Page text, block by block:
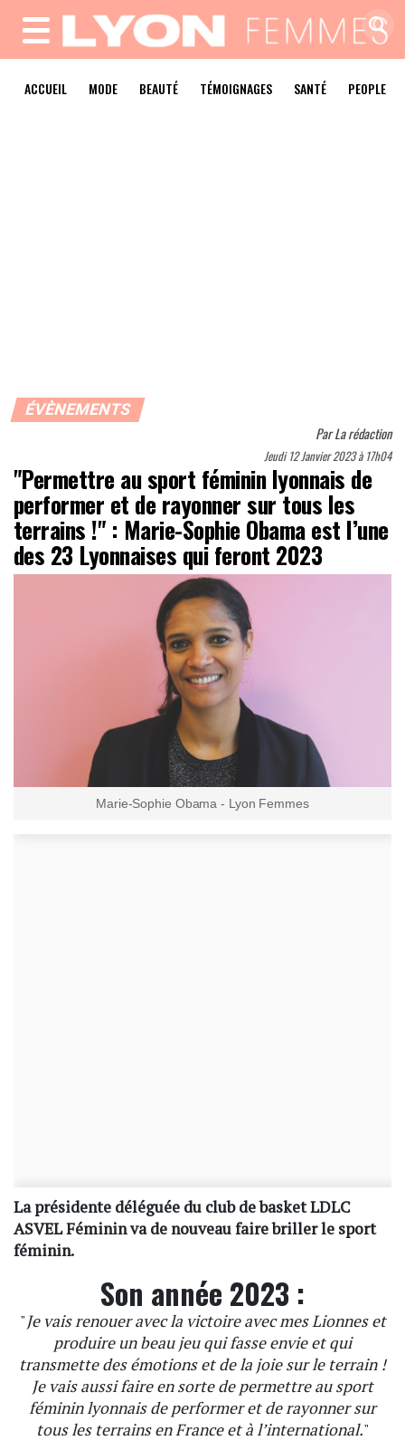
MENU
ACCUEIL MODE BEAUTÉ TÉMOIGNAGES SANTÉ PEOPLE
ÉVÈNEMENTS
ParLa rédaction
Jeudi 12 Janvier 2023 à 17h04
"Permettre au sport féminin lyonnais de
performer et de rayonner sur tous les
terrains !" : Marie-Sophie Obama est l’une
des 23 Lyonnaises qui feront 2023
Marie-Sophie Obama - Lyon Femmes
La présidente déléguée du club de basket LDLC
ASVEL Féminin va de nouveau faire briller le sport
féminin.
Son année 2023 :
"Je vais renouer avec la victoire avec mes Lionnes et
produire un beau jeu qui fasse envie et qui
transmette des émotions et de la joie sur le terrain !
Je vais aussi faire en sorte de permettre au sport
féminin lyonnais de performer et de rayonner sur
tous les terrains en France et à l’international."